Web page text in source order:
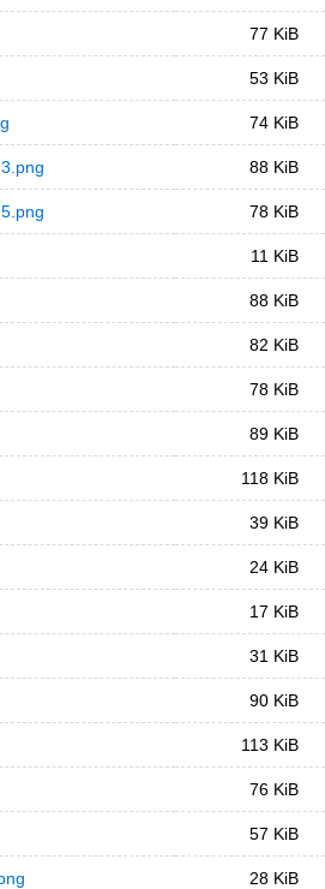
77 KiB
53 KiB
74 KiB
88 KiB
78 KiB
11 KiB
88 KiB
82 KiB
78 KiB
89 KiB
118 KiB
39 KiB
24 KiB
17 KiB
31 KiB
90 KiB
113 KiB
76 KiB
57 KiB
28 KiB